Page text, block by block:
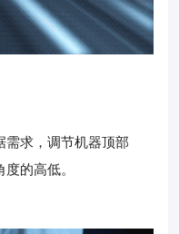
需求，调节机器顶部
的高低。